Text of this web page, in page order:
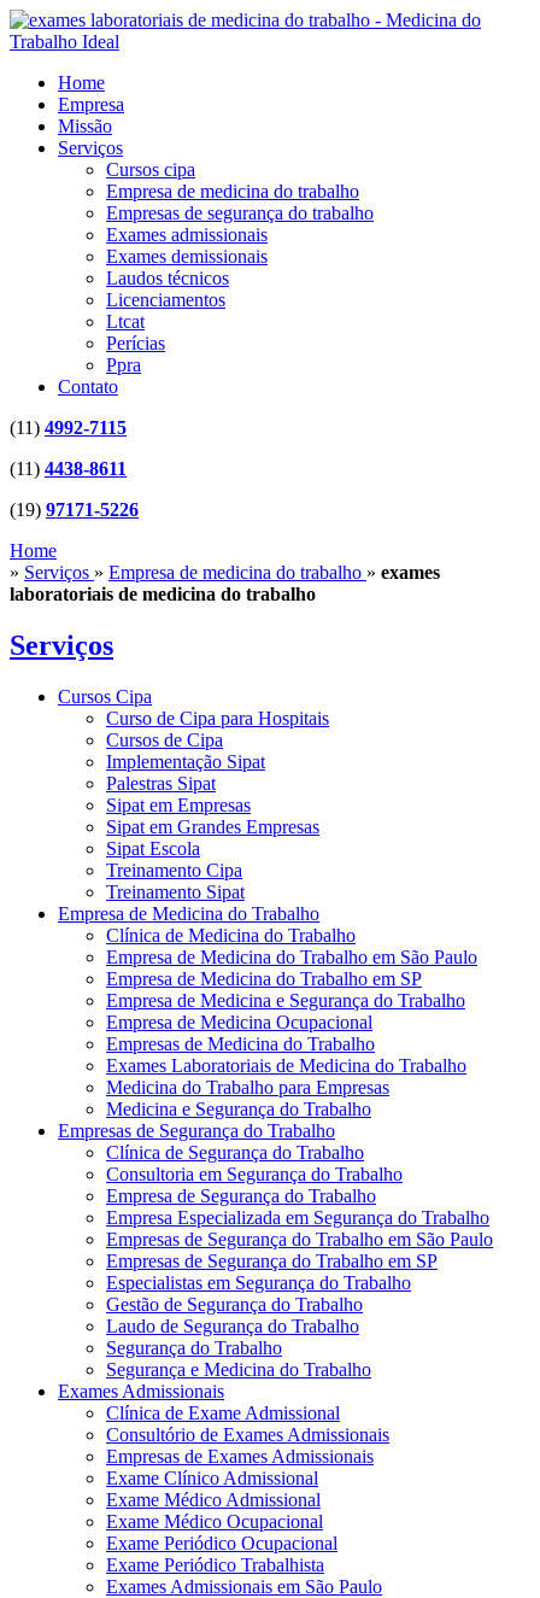
Home
Empresa
Missão
Serviços
Cursos cipa
Empresa de medicina do trabalho
Empresas de segurança do trabalho
Exames admissionais
Exames demissionais
Laudos técnicos
Licenciamentos
Ltcat
Perícias
Ppra
Contato
(11) 4992-7115
(11) 4438-8611
(19) 97171-5226
Home
» Serviços » Empresa de medicina do trabalho » exames
laboratoriais de medicina do trabalho
Serviços
Cursos Cipa
Curso de Cipa para Hospitais
Cursos de Cipa
Implementação Sipat
Palestras Sipat
Sipat em Empresas
Sipat em Grandes Empresas
Sipat Escola
Treinamento Cipa
Treinamento Sipat
Empresa de Medicina do Trabalho
Clínica de Medicina do Trabalho
Empresa de Medicina do Trabalho em São Paulo
Empresa de Medicina do Trabalho em SP
Empresa de Medicina e Segurança do Trabalho
Empresa de Medicina Ocupacional
Empresas de Medicina do Trabalho
Exames Laboratoriais de Medicina do Trabalho
Medicina do Trabalho para Empresas
Medicina e Segurança do Trabalho
Empresas de Segurança do Trabalho
Clínica de Segurança do Trabalho
Consultoria em Segurança do Trabalho
Empresa de Segurança do Trabalho
Empresa Especializada em Segurança do Trabalho
Empresas de Segurança do Trabalho em São Paulo
Empresas de Segurança do Trabalho em SP
Especialistas em Segurança do Trabalho
Gestão de Segurança do Trabalho
Laudo de Segurança do Trabalho
Segurança do Trabalho
Segurança e Medicina do Trabalho
Exames Admissionais
Clínica de Exame Admissional
Consultório de Exames Admissionais
Empresas de Exames Admissionais
Exame Clínico Admissional
Exame Médico Admissional
Exame Médico Ocupacional
Exame Periódico Ocupacional
Exame Periódico Trabalhista
Exames Admissionais em São Paulo